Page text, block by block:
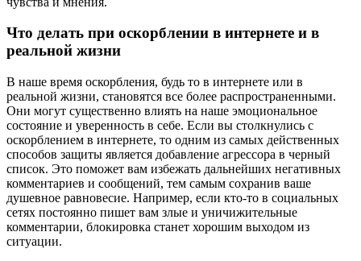
Что делать при оскорблении в интернете и в
реальной жизни
В наше время оскорбления, будь то в интернете или в
реальной жизни, становятся все более распространенными.
Они могут существенно влиять на наше эмоциональное
состояние и уверенность в себе. Если вы столкнулись с
оскорблением в интернете, то одним из самых действенных
способов защиты является добавление агрессора в черный
список. Это поможет вам избежать дальнейших негативных
комментариев и сообщений, тем самым сохранив ваше
душевное равновесие. Например, если кто-то в социальных
сетях постоянно пишет вам злые и уничижительные
комментарии, блокировка станет хорошим выходом из
ситуации.